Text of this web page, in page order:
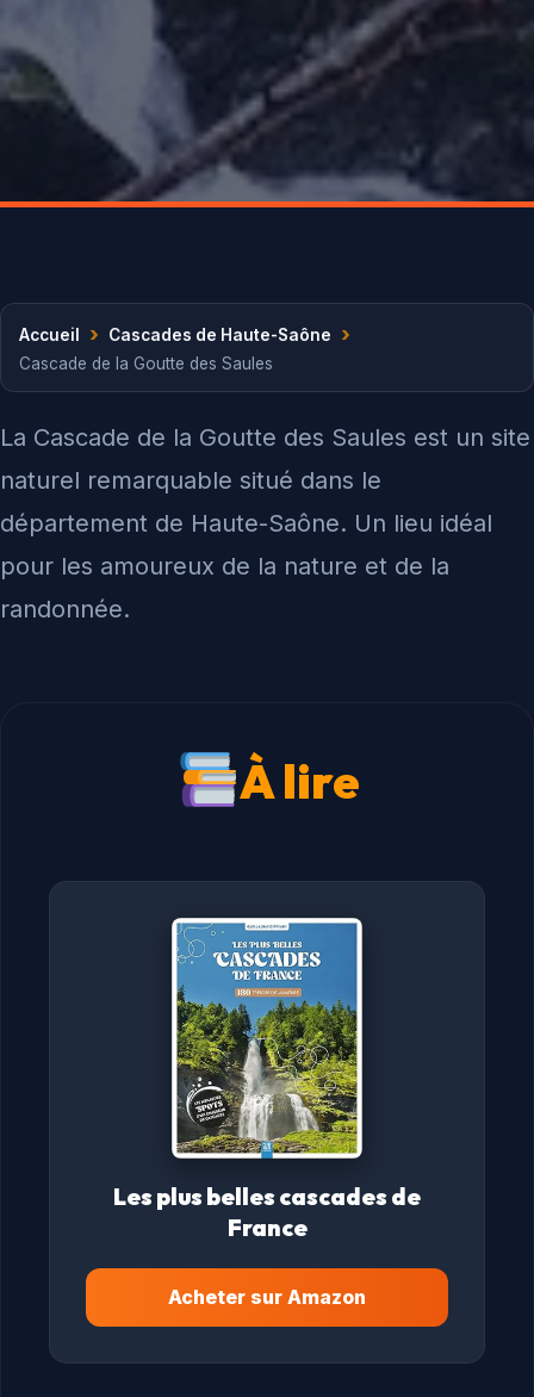
Accueil › Cascades de Haute-Saône ›
Cascade de la Goutte des Saules
La Cascade de la Goutte des Saules est un site
naturel remarquable situé dans le
département de Haute-Saône. Un lieu idéal
pour les amoureux de la nature et de la
randonnée.
À lire
Les plus belles cascades de
France
Acheter sur Amazon